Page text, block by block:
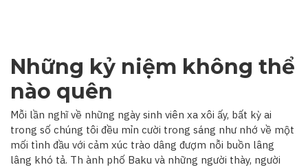
VIỆT
NAM
ĐANG
TRÊN
ĐÀ
PHÁT
TRIỂN”
Những kỷ niệm không thể
nào quên
Mỗi lần nghĩ về những ngày sinh viên xa xôi ấy, bất kỳ ai
trong số chúng tôi đều mỉn cười trong sáng như nhớ về một
mối tình đầu với cảm xúc trào dâng đượm nỗi buồn lâng
lâng khó tả. Th ành phố Baku và những người thày, người